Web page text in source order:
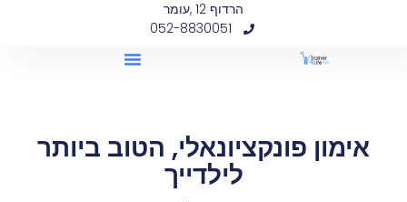
הרדוף 12 ,עומר
052-8830051
אימון פונקציונאלי, הטוב ביותר
לילדייך